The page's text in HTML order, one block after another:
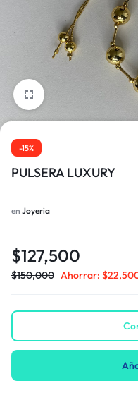
-15%
PULSERA LUXURY
en Joyeria
$127,500
$150,000 Ahorrar: $